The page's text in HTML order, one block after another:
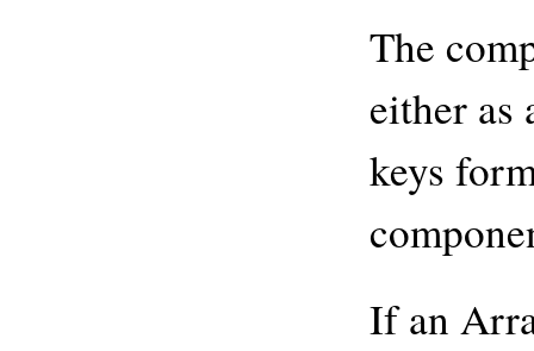
The
either as
keys
If an